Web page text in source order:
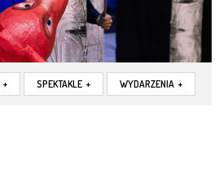
+ SPEKTAKLE + WYDARZENIA +